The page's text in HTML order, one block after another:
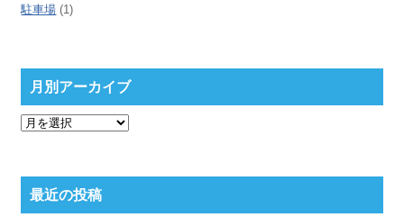
駐車場 (1)
月別アーカイブ
月
ー
カ最近の投稿